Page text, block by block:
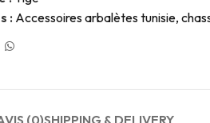
: Accessoires arbalètes tunisie,
(0)SHIPPING & DELIVERY